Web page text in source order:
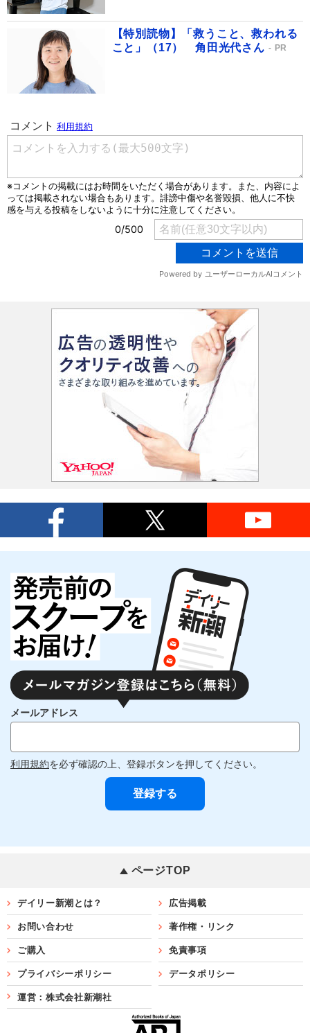
【特別読物】「救うこと、救われる
こと」（17） 角田光代さん
PR
メールアドレス
利用規約を必ず確認の上、登録ボタンを押してください。
ページTOP
デイリー新潮とは？ 広告掲載
お問い合わせ 著作権・リンク
ご購入 免責事項
プライバシーポリシー データポリシー
運営：株式会社新潮社